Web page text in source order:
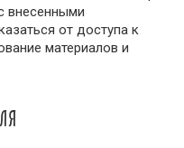
внесенными
от доступа к
материалов и